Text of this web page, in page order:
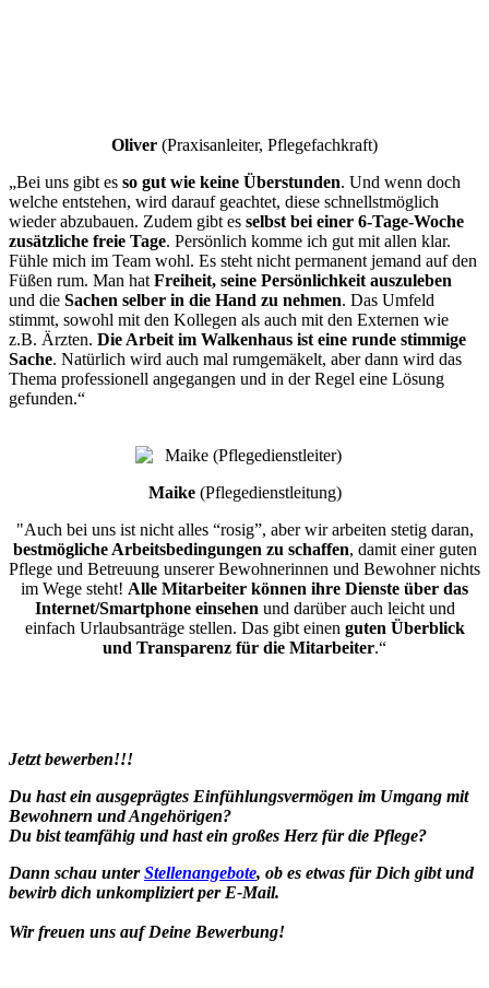
Oliver (Praxisanleiter, Pflegefachkraft)
„Bei uns gibt es so gut wie keine Überstunden. Und wenn doch
welche entstehen, wird darauf geachtet, diese schnellstmöglich
wieder abzubauen. Zudem gibt es selbst bei einer 6-Tage-Woche
zusätzliche freie Tage. Persönlich komme ich gut mit allen klar.
Fühle mich im Team wohl. Es steht nicht permanent jemand auf den
Füßen rum. Man hat Freiheit, seine Persönlichkeit auszuleben
und die Sachen selber in die Hand zu nehmen. Das Umfeld
stimmt, sowohl mit den Kollegen als auch mit den Externen wie
z.B. Ärzten. Die Arbeit im Walkenhaus ist eine runde stimmige
Sache. Natürlich wird auch mal rumgemäkelt, aber dann wird das
Thema professionell angegangen und in der Regel eine Lösung
gefunden.“
Maike(Pflegedienstleitung)
"Auch bei uns ist nicht alles “rosig”, aber wir arbeiten stetig daran,
bestmögliche Arbeitsbedingungen zu schaffen, damit einer guten
Pflege und Betreuung unserer Bewohnerinnen und Bewohner nichts
im Wege steht! Alle Mitarbeiter können ihre Dienste über das
Internet/Smartphone einsehen und darüber auch leicht und
einfach Urlaubsanträge stellen. Das gibt einen guten Überblick
und Transparenz für die Mitarbeiter.“
Jetzt bewerben!!!
Du hast ein ausgeprägtes Einfühlungsvermögen im Umgang mit
Bewohnern und Angehörigen?
Du bist teamfähig und hast ein großes Herz für die Pflege?
Dann schau unterStellenangebote, ob es etwas für Dich gibt und
bewirb dich unkompliziert per E-Mail.
Wir freuen uns auf Deine Bewerbung!